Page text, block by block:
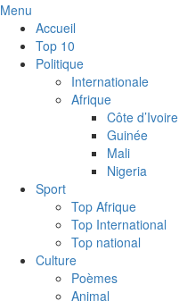
Menu
Accueil
Top 10
Politique
Internationale
Afrique
Côte d’Ivoire
Guinée
Mali
Nigeria
Sport
Top Afrique
Top International
Top national
Culture
Poèmes
Animal